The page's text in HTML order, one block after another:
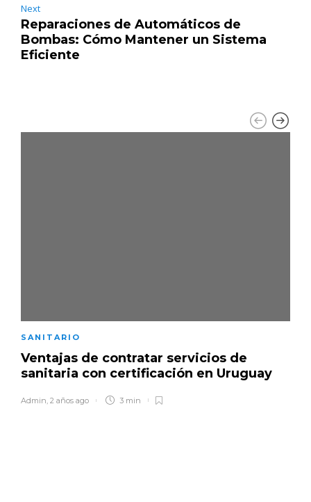
Next
Reparaciones de Automáticos de
Bombas: Cómo Mantener un Sistema
Eficiente
SANITARIO
Ventajas de contratar servicios de
sanitaria con certificación en Uruguay
Admin 2 años ago 3 min